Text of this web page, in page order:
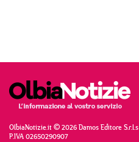
OlbiaNotizie.it © 2026 Damos Editore S.r.l.s
P.IVA 02650290907